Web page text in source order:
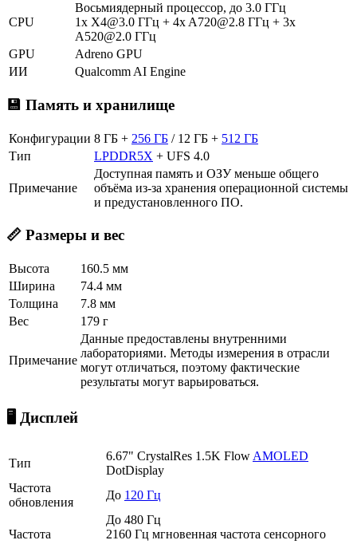
CPU
Восьмиядерный процессор, до 3.0 ГГц
1x X4@3.0 ГГц + 4x A720@2.8 ГГц + 3x
A520@2.0 ГГц
GPU
Adreno GPU
ИИ
Qualcomm AI Engine
💾 Память и хранилище
Конфигурации 8 ГБ + 256 ГБ / 12 ГБ + 512 ГБ
Тип
LPDDR5X + UFS 4.0
Примечание
Доступная память и ОЗУ меньше общего
объёма из-за хранения операционной системы
и предустановленного ПО.
📏 Размеры и вес
Высота
160.5 мм
Ширина
74.4 мм
Толщина
7.8 мм
Вес
179 г
Примечание
Данные предоставлены внутренними
лабораториями. Методы измерения в отрасли
могут отличаться, поэтому фактические
результаты могут варьироваться.
🖥️ Дисплей
Тип
6.67" CrystalRes 1.5K Flow AMOLED
DotDisplay
Частота
обновления
До 120 Гц
Частота
До 480 Гц
2160 Гц мгновенная частота сенсорного